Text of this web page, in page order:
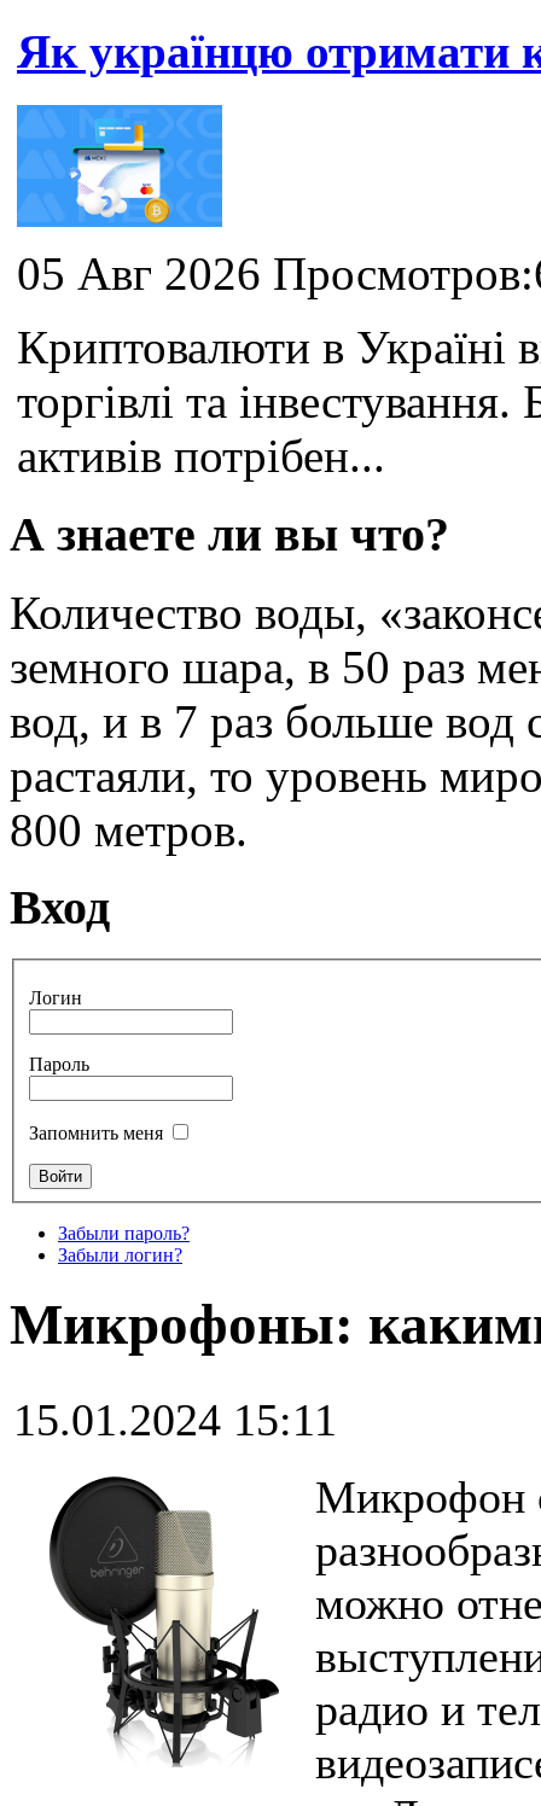
Як українцю отримати
05 Авг 2026
Криптовалюти в Україні
торгівлі та
активів потрібен...
А знаете ли вы что?
Количество воды,
земного шара, в 50 раз
вод, и в 7 раз больше
растаяли, то уровень
800 метров.
Вход
Логин
Пароль
Запомнить меня
Забыли пароль?
Забыли логин?
Микрофоны:
15.01.2024 15:11
Микрофон
можно
радио и